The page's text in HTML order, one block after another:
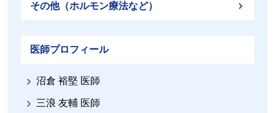
その他（ホルモン療法など）
医師プロフィール
沼倉 裕堅 医師
三浪 友輔 医師